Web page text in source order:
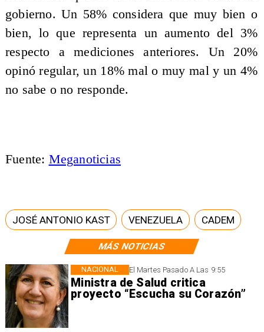
MÁS NOTICIAS
El Martes Pasado A Las 9:55
Ministra de Salud critica
proyecto “Escucha su Corazón”
NACIONAL
gobierno. Un 58% considera que muy bien o
bien, lo que representa un aumento del 3%
respecto a mediciones anteriores. Un 20%
opinó regular, un 18% mal o muy mal y un 4%
no sabe o no responde.
Fuente: Meganoticias
JOSÉ ANTONIO KAST VENEZUELA CADEM